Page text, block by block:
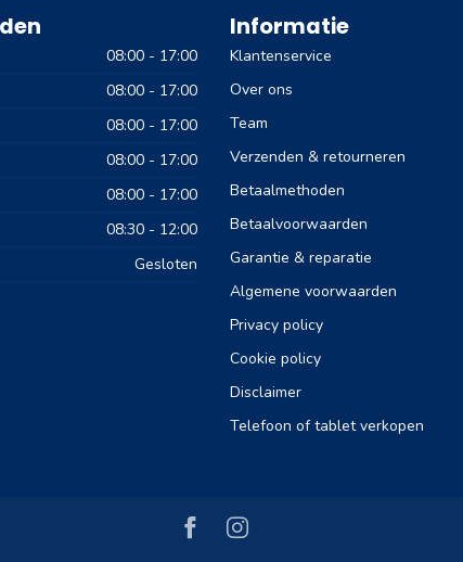
08:00 - 17:00
08:00 - 17:00
08:00 - 17:00
08:00 - 17:00
08:00 - 17:00
08:30 - 12:00
Gesloten
Informatie
Klantenservice
Over ons
Team
Verzenden & retourneren
Betaalmethoden
Betaalvoorwaarden
Garantie & reparatie
Algemene voorwaarden
Privacy policy
Cookie policy
Disclaimer
Telefoon of tablet verkopen